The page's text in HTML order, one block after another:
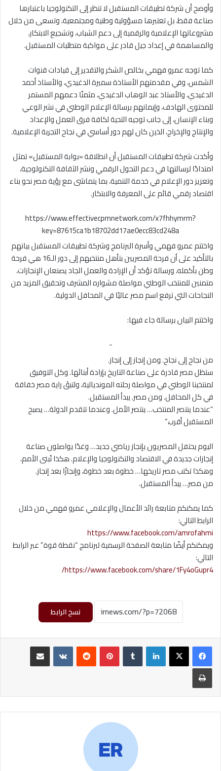
وأوضح أن شركة تطبيقات المستقبل لا تنظر إلى التكنولوجيا باعتبارها
صناعة فقط، بل تعتبرها مسؤولية وطنية ومجتمعية، وتسعى من خلال
مشروعاتها الإعلامية والرقمية إلى دعم الشباب، وتشجيع الابتكار،
والمساهمة في إعداد جيل قادر على مواكبة متطلبات المستقبل.
كما توجه عمرو فهمي بخالص الشكر والتقدير إلى قيادات قنوات
الشمس، وفي مقدمتهم الأستاذة سميرة الدغيدي، والأستاذ أحمد
الدغيدي، والأستاذ عبد الوهاب الدغيدي، مثمنًا دعمهم المستمر
للمحتوى الهادف، وإيمانهم برسالة الإعلام الوطني في نشر الوعي
وبناء الإنسان، إلى جانب توجيه التحية لكافة فرق العمل والإعداد
والإنتاج والإخراج، الذين كان لهم دور أساسي في نجاح التجربة الإعلامية.
وأكدت شركة تطبيقات المستقبل أن انطلاقة «بوابة المستقبل» تمثل
امتدادًا لرسالتها في دعم التحول الرقمي ونشر الثقافة التكنولوجية،
وتعزيز دور الإعلام في خدمة التنمية، بما يتماشى مع رؤية مصر نحو بناء
اقتصاد رقمي قائم على المعرفة والابتكار.
https://www.effectivecpmnetwork.com/x7fhhymrm?
key=87615ca1b18702dd17ae0ecc83cd248a
واختتم عمرو فهمي وأسرة البرنامج وشركة تطبيقات المستقبل بيانهم
بالتأكيد على أن فرحة المصريين بتأهل منتخبهم إلى دور الـ16 هي فرحة
وطن بأكمله، ورسالة تؤكد أن الإرادة والعمل الجاد يصنعان الإنجازات،
متمنين للمنتخب الوطني مواصلة مشواره المشرف وتحقيق المزيد من
النجاحات التي ترفع اسم مصر عاليًا في المحافل الدولية.
واختتم البيان برسالة جاء فيها:
-
من نجاح إلى نجاح. ومن إنجاز إلى إنجاز.
ستظل مصر قادرة على صناعة التاريخ بإرادة أبنائها. وكل التوفيق
لمنتخبنا الوطني في مواصلة رحلته المونديالية، ولتبقَ راية مصر خفاقة
في كل المحافل. ومن مصر. يبدأ المستقبل.
“عندما ينتصر المنتخب… ينتصر الأمل. وعندما تتقدم الدولة… يصبح
المستقبل أقرب.”
اليوم يحتفل المصريون بإنجاز رياضي جديد… وغدًا يواصلون صناعة
إنجازات جديدة في الاقتصاد والتكنولوجيا والإعلام. هكذا تُبنى الأمم،
وهكذا تكتب مصر تاريخها… خطوة بعد خطوة، وإنجازًا بعد إنجاز.
من مصر… يبدأ المستقبل.
كما يمكنكم متابعة رائد الأعمال والإعلامي عمرو فهمي من خلال
الرابط التالي:
https://www.facebook.com/amrofahmi
ويمكنكم أيضًا متابعة الصفحة الرسمية لبرنامج “نقطة قوة” عبر الرابط
التالي:
https://www.facebook.com/share/1Fy4oGupr4/
نسخ الرابط
لينكدإن بينتيريست
طباعة